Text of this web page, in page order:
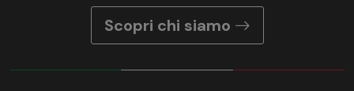
Scopri chi siamo